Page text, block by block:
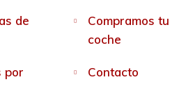
de
Compramos tu
coche
por
Contacto